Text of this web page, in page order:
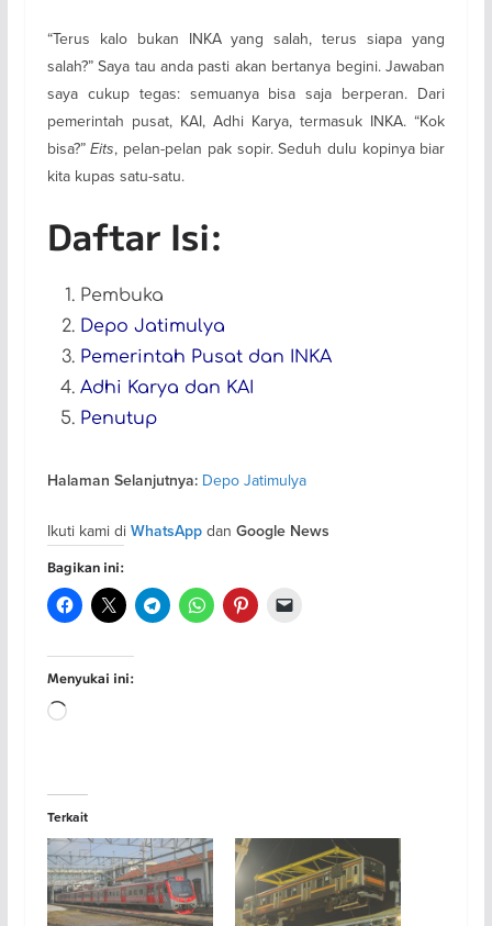
“Terus kalo bukan INKA yang salah, terus siapa yang
salah?” Saya tau anda pasti akan bertanya begini. Jawaban
saya cukup tegas: semuanya bisa saja berperan. Dari
pemerintah pusat, KAI, Adhi Karya, termasuk INKA. “Kok
bisa?”Eits, pelan-pelan pak sopir. Seduh dulu kopinya biar
kita kupas satu-satu.
Daftar Isi:
Pembuka
Depo Jatimulya
Pemerintah Pusat dan INKA
Adhi Karya dan KAI
Penutup
Halaman Selanjutnya: Depo Jatimulya
Ikuti kami di WhatsAppdan Google News
Bagikan ini:
Menyukai ini:
Memuat...
Terkait